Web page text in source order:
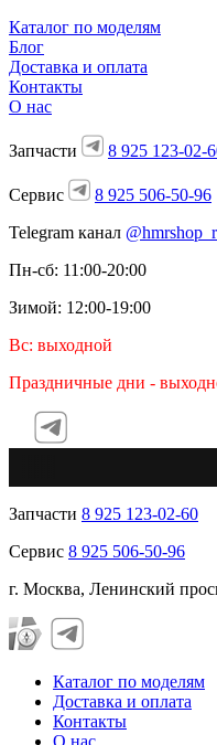
Каталог по моделям
Блог
Доставка и оплата
Контакты
О нас
Запчасти 8 925 123-02-
Сервис
8 925 506-50-96
Telegram канал
Пн-сб: 11:00-20:00
Зимой: 12:00-19:00
Вс: выходной
Праздничные дни -
Запчасти 8 925 123-02-60
Сервис 8 925 506-50-96
г. Москва, Ленинский
Каталог по моделям
Доставка и оплата
Контакты
О нас